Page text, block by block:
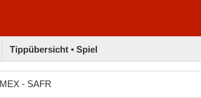
Tippübersicht • Spiel
MEX - SAFR